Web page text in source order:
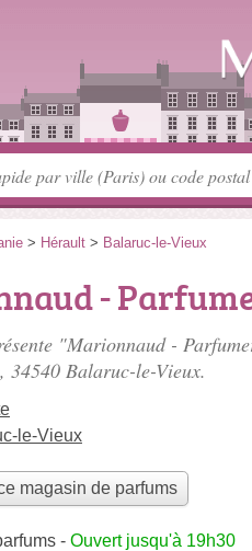
> Hérault > Balaruc-le-Vieux
-
"Marionnaud -
, 34540 Balaruc-le-Vieux.
le-Vieux
magasin de parfums
- Ouvert jusqu'à 19h30